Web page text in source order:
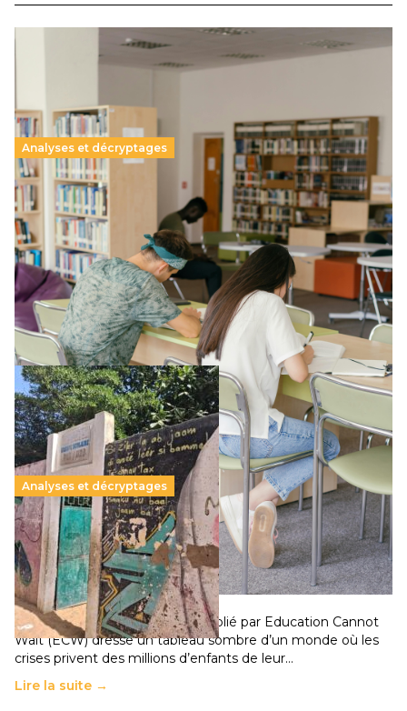
Analyses et décryptages
Supérieur privé : une dérive qui met à mal la
promesse républicaine
11 juillet 2026-
Le projet de loi sur la régulation de l’enseignement
supérieur privé met en lumière l’amplification d’un système
qui relègue l’acte pédagogique au superfétatoire, voire à…
Lire la suite →
Analyses et décryptages
258 millions d’enfants victimes de la guerre, des
chocs climatiques et des déplacements de
population
11 juillet 2026- National
Un nouveau rapport mondial publié par Education Cannot
Wait (ECW) dresse un tableau sombre d’un monde où les
crises privent des millions d’enfants de leur…
Lire la suite →